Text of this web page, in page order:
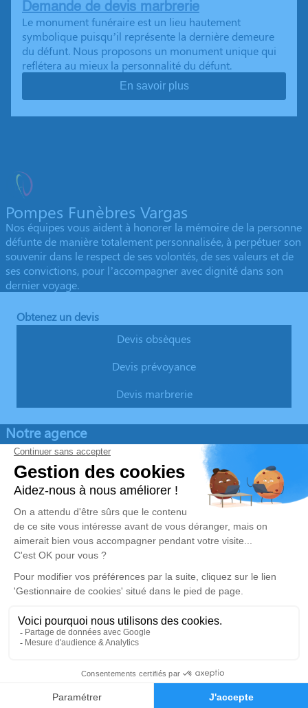
Demande de devis marbrerie
Le monument funéraire est un lieu hautement
symbolique puisqu’il représente la dernière demeure
du défunt. Nous proposons un monument unique qui
reflétera au mieux la personnalité du défunt.
En savoir plus
Pompes Funèbres Vargas
Nos équipes vous aident à honorer la mémoire de la personne
défunte de manière totalement personnalisée, à perpétuer son
souvenir dans le respect de ses volontés, de ses valeurs et de
ses convictions, pour l’accompagner avec dignité dans son
dernier voyage.
Obtenez un devis
Devis obsèques
Devis prévoyance
Devis marbrerie
Notre agence
Pompes Funèbres Vargas
04 78 40 07 53
pfvargasheyrieux@gmail.com
45 Avenue du Général LECLERC - 38540 - Heyrieux
4.9/5 - 163 avis
Nos Services
Organiser des obsèques
Monuments funéraires
Services aux familles
Liens utiles
Avis de décès
Demande de rendez-vous en
agence
Politique de traitement des données personnelles
Politique d’utilisation des cookies
Zone d'intervention
Réalisation et référencement par